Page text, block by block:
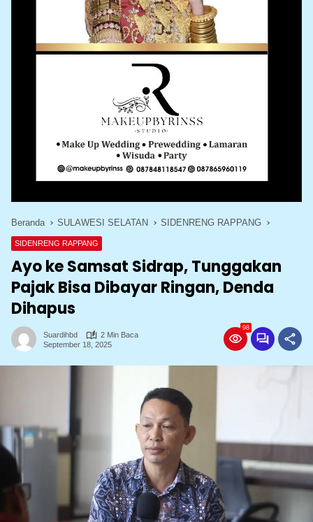
Beranda SULAWESI SELATAN SIDENRENG RAPPANG
SIDENRENG RAPPANG
Ayo ke Samsat Sidrap, Tunggakan
Pajak Bisa Dibayar Ringan, Denda
Dihapus
Suardihbd
2 Min Baca
September 18, 2025
98